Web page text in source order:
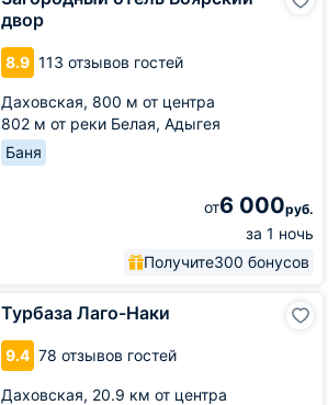
двор
8.9 113 отзывов гостей
Даховская, 800 м от центра
802 м от реки Белая, Адыгея
Баня
от6 000руб.
за 1 ночь
Получите300 бонусов
Турбаза Лаго-Наки
9.4 78 отзывов гостей
Даховская, 20.9 км от центра